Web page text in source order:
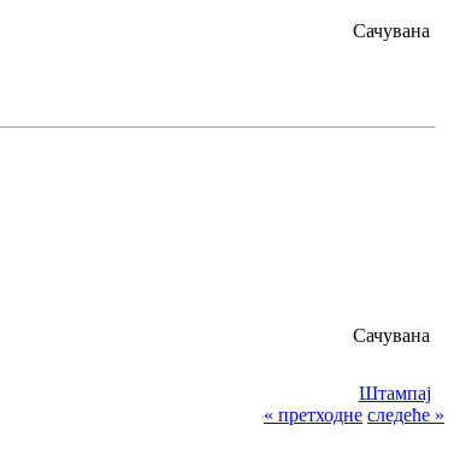
Сачувана
Сачувана
Штампај
« претходне следеће »